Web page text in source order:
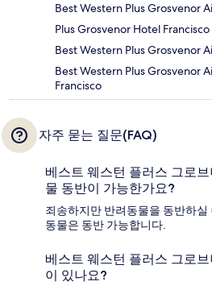
Best Western Plus Grosvenor
Plus Grosvenor Hotel Francisco
Best Western Plus Grosvenor
Best Western Plus Grosvenor
Francisco
자주 묻는 질문(FAQ)
베스트 웨스턴 플러스 그로
물 동반이 가능한가요?
죄송하지만 반려동물을 동반하
동물은 동반 가능합니다.
베스트 웨스턴 플러스 그로
이 있나요?